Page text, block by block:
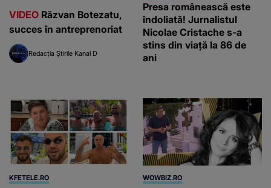
VIDEO Răzvan Botezatu,
succes în antreprenoriat
Redacția Știrile Kanal D
Presa românească este
îndoliată! Jurnalistul
Nicolae Cristache s-a
stins din viață la 86 de
ani
KFETELE.RO WOWBIZ.RO